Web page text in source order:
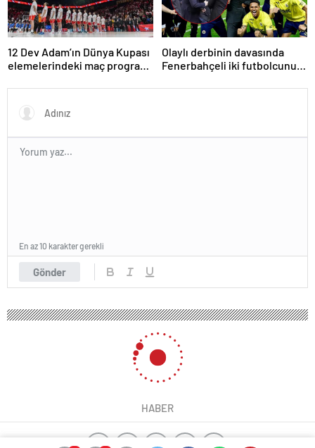
12 Dev Adam’ın Dünya Kupası
elemelerindeki maç programı
Olaylı derbinin davasında
Fenerbahçeli iki futbolcunun
Gönder
En az 10 karakter gerekli
HABER